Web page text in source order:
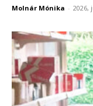
Molnár Mónika - 2026,